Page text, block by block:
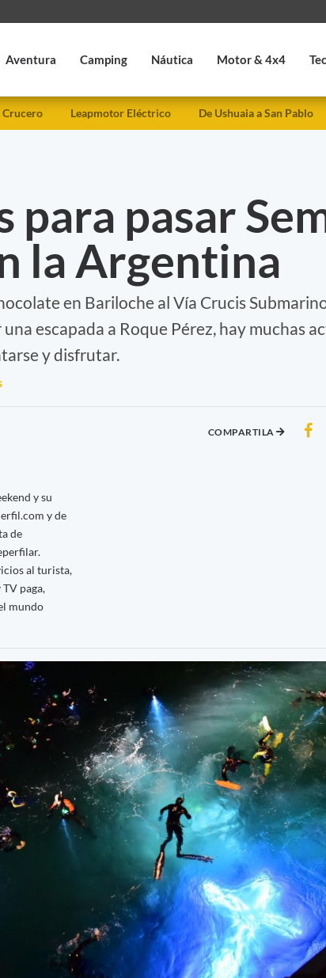
Aventura Camping Náutica Motor & 4x4
Leapmotor Eléctrico De Ushuaia a San Pablo
para pasar
la Argentina
en Bariloche al Vía Crucis
escapada a Roque Pérez, hay muchas
y disfrutar.
y su
y de
de
al turista,
paga,
mundo
COMPARTILA